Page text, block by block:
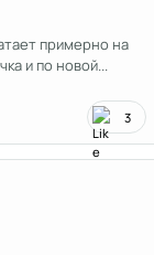
примерно на
и по новой...
3